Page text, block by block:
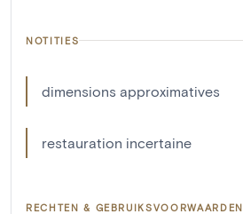
NOTITIES
dimensions approximatives
restauration incertaine
RECHTEN & GEBRUIKSVOORWAARDEN